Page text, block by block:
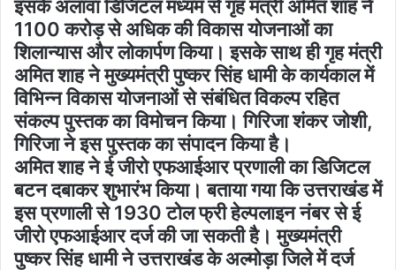
इसके अलावा डिजिटल मध्यम से गृह मंत्री अमित शाह ने
1100 करोड़ से अधिक की विकास योजनाओं का
शिलान्यास और लोकार्पण किया। इसके साथ ही गृह मंत्री
अमित शाह ने मुख्यमंत्री पुष्कर सिंह धामी के कार्यकाल में
विभिन्न विकास योजनाओं से संबंधित विकल्प रहित
संकल्प पुस्तक का विमोचन किया। गिरिजा शंकर जोशी,
गिरिजा ने इस पुस्तक का संपादन किया है।
अमित शाह ने ई जीरो एफआईआर प्रणाली का डिजिटल
बटन दबाकर शुभारंभ किया। बताया गया कि उत्तराखंड में
इस प्रणाली से 1930 टोल फ्री हेल्पलाइन नंबर से ई
जीरो एफआईआर दर्ज की जा सकती है। मुख्यमंत्री
पुष्कर सिंह धामी ने उत्तराखंड के अल्मोड़ा जिले में दर्ज